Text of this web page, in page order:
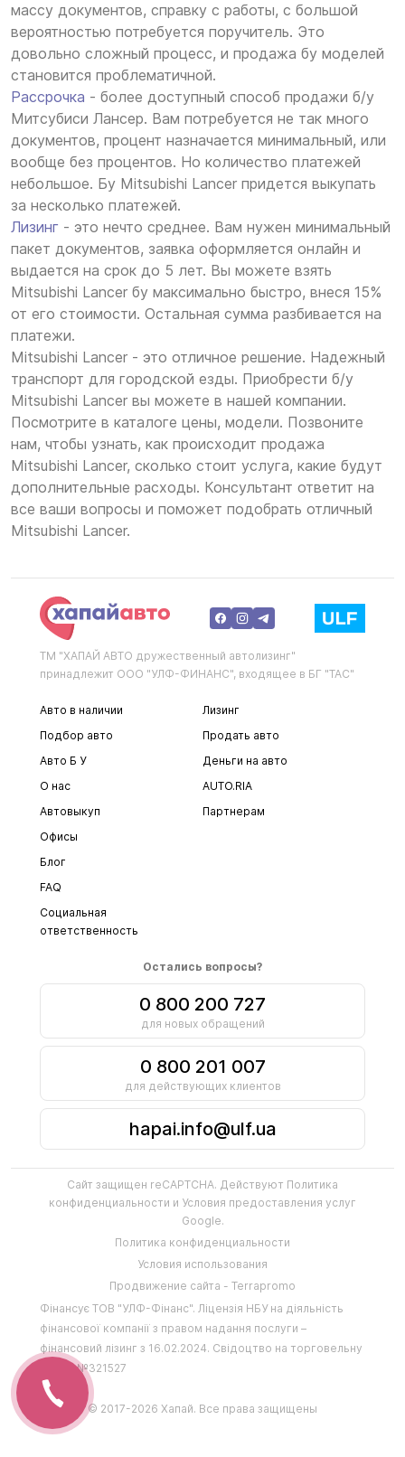
массу документов, справку с работы, с большой
вероятностью потребуется поручитель. Это
довольно сложный процесс, и продажа бу моделей
становится проблематичной.
Рассрочка - более доступный способ продажи б/у
Митсубиси Лансер. Вам потребуется не так много
документов, процент назначается минимальный, или
вообще без процентов. Но количество платежей
небольшое. Бу Mitsubishi Lancer придется выкупать
за несколько платежей.
Лизинг - это нечто среднее. Вам нужен минимальный
пакет документов, заявка оформляется онлайн и
выдается на срок до 5 лет. Вы можете взять
Mitsubishi Lancer бу максимально быстро, внеся 15%
от его стоимости. Остальная сумма разбивается на
платежи.
Mitsubishi Lancer - это отличное решение. Надежный
транспорт для городской езды. Приобрести б/у
Mitsubishi Lancer вы можете в нашей компании.
Посмотрите в каталоге цены, модели. Позвоните
нам, чтобы узнать, как происходит продажа
Mitsubishi Lancer, сколько стоит услуга, какие будут
дополнительные расходы. Консультант ответит на
все ваши вопросы и поможет подобрать отличный
Mitsubishi Lancer.
ТМ "ХАПАЙ АВТО дружественный автолизинг"
принадлежит ООО "УЛФ-ФИНАНС", входящее в БГ "ТАС"
Авто в наличии
Подбор авто
Авто Б У
О нас
Автовыкуп
Лизинг
Продать авто
Деньги на авто
AUTO.RIA
Партнерам
Офисы
Блог
FAQ
Социальная
ответственность
Остались вопросы?
0 800 200 727
для новых обращений
0 800 201 007
для действующих клиентов
hapai.info@ulf.ua
© 2017-2026 Хапай. Все права защищены
Фінансує ТОВ "УЛФ-Фінанс". Ліцензія НБУ на діяльність
фінансової компанії з правом надання послуги –
фінансовий лізинг з 16.02.2024. Свідоцтво на торговельну
марку №321527
Политика конфиденциальности
Условия использования
Продвижение сайта - Terrapromo
Сайт защищен reCAPTCHA. Действуют Политика
конфиденциальности и Условия предоставления услуг
Google.